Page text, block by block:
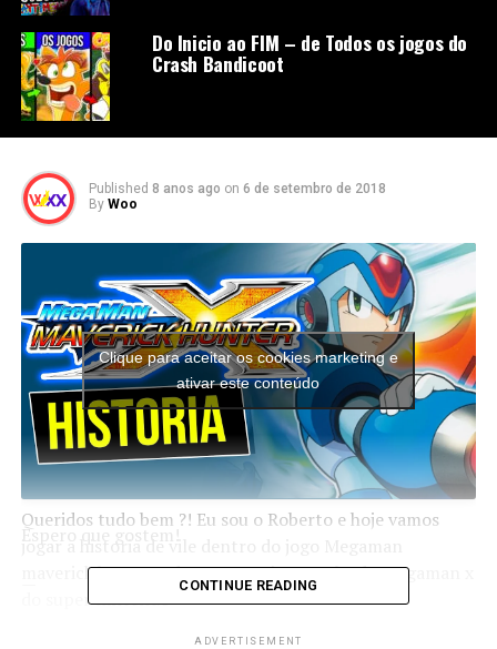
Do Inicio ao FIM – de Todos os jogos do
Crash Bandicoot
Published 8 anos ago on 6 de setembro de 2018
By Woo
Queridos tudo bem ?! Eu sou o Roberto e hoje vamos
jogar a historia de vile dentro do jogo Megaman
maverick hunter x do psp. que é o remake do megaman x
do super nintendo
Clique para aceitar os cookies marketing e
ativar este conteúdo
Espero que gostem!
? Seja Membro do canal
CONTINUE READING
ADVERTISEMENT